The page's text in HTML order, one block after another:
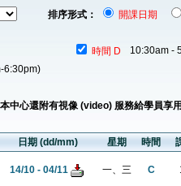
排序形式： 開課日期
時間 D
10:30am -
6:30pm)
中心還附有視像 (video) 服務給學員享
日期 (dd/mm) 星期 時間
14/10 - 04/11 一、三 C